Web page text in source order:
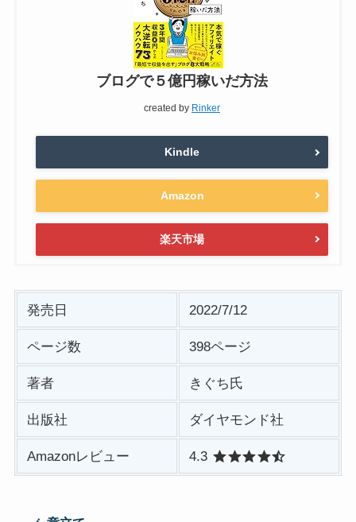
ブログで５億円稼いだ方法
created by Rinker
Kindle
Amazon
楽天市場
発売日 2022/7/12
ページ数 398ページ
著者 きぐち氏
出版社 ダイヤモンド社
Amazonレビュー 4.3